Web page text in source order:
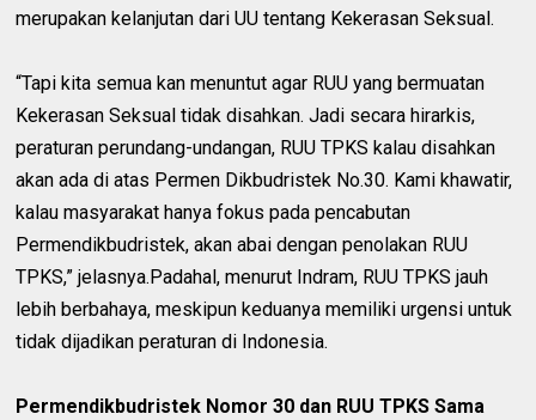
merupakan kelanjutan dari UU tentang Kekerasan Seksual.
“Tapi kita semua kan menuntut agar RUU yang bermuatan
Kekerasan Seksual tidak disahkan. Jadi secara hirarkis,
peraturan perundang-undangan, RUU TPKS kalau disahkan
akan ada di atas Permen Dikbudristek No.30. Kami khawatir,
kalau masyarakat hanya fokus pada pencabutan
Permendikbudristek, akan abai dengan penolakan RUU
TPKS,” jelasnya.Padahal, menurut Indram, RUU TPKS jauh
lebih berbahaya, meskipun keduanya memiliki urgensi untuk
tidak dijadikan peraturan di Indonesia.
Permendikbudristek Nomor 30 dan RUU TPKS Sama